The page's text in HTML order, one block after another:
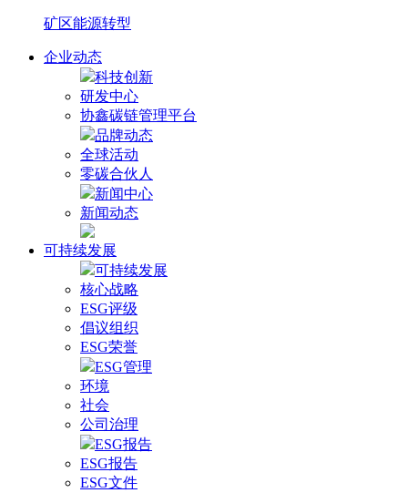
矿区能源转型
企业动态
科技创新
研发中心
协鑫碳链管理平台
品牌动态
全球活动
零碳合伙人
新闻中心
新闻动态
可持续发展
可持续发展
核心战略
ESG评级
倡议组织
ESG荣誉
ESG管理
环境
社会
公司治理
ESG报告
ESG报告
ESG文件